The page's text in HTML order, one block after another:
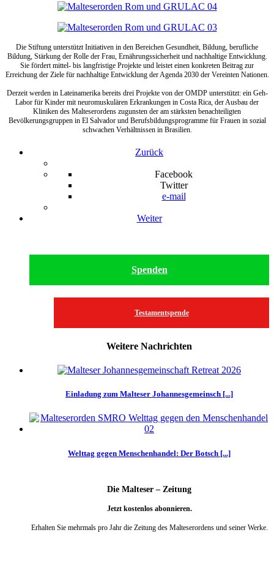
Die Stiftung unterstützt Initiativen in den Bereichen Gesundheit, Bildung, berufliche
Bildung, Stärkung der Rolle der Frau, Ernährungssicherheit und nachhaltige Entwicklung.
Sie fördert mittel- bis langfristige Projekte und leistet einen konkreten Beitrag zur
Erreichung der Ziele für nachhaltige Entwicklung der Agenda 2030 der Vereinten Nationen.
Derzeit werden in Lateinamerika bereits drei Projekte von der OMDP unterstützt: ein Geh-
Labor für Kinder mit neuromuskulären Erkrankungen in Costa Rica, der Ausbau der
Kliniken des Malteserordens zugunsten der am stärksten benachteiligten
Bevölkerungsgruppen in El Salvador und Berufsbildungsprogramme für Frauen in sozial
schwachen Verhältnissen in Brasilien.
Zurück
Facebook
Twitter
e-mail
Weiter
Spenden
Testamentspende
Weitere Nachrichten
Einladung zum Malteser Johannesgemeinsch [...]
Welttag gegen Menschenhandel: Der Botsch [...]
Die Malteser – Zeitung
Jetzt kostenlos abonnieren.
Erhalten Sie mehrmals pro Jahr die Zeitung des Malteserordens und seiner Werke.